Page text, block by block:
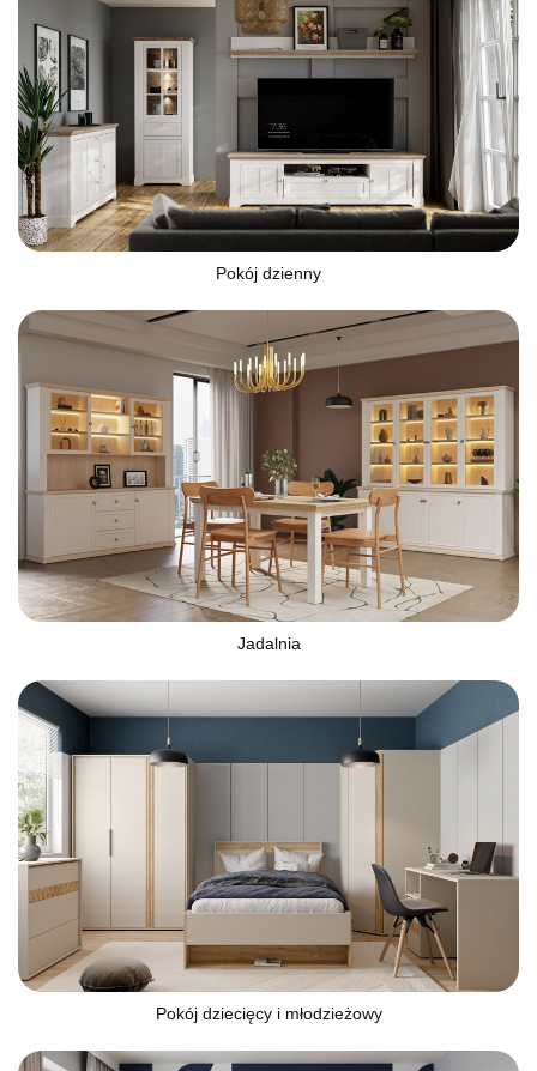
Pokój dzienny
Jadalnia
Pokój dziecięcy i młodzieżowy